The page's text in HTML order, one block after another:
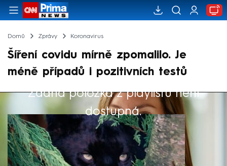
Domů Zprávy Koronavirus
Šíření covidu mírně zpomalilo. Je
méně případů i pozitivních testů
Žádná položka z playlistu není
dostupná.
Výběr redakce